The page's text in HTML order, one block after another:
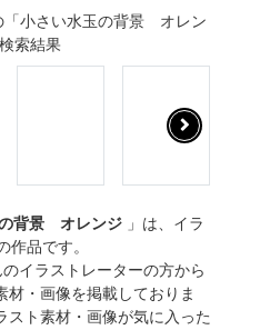
「小さい水玉の背景 オレン
索結果
背景 オレンジ 」は、イラ
作品です。
イラストレーターの方から
材・画像を掲載しておりま
スト素材・画像が気に入った